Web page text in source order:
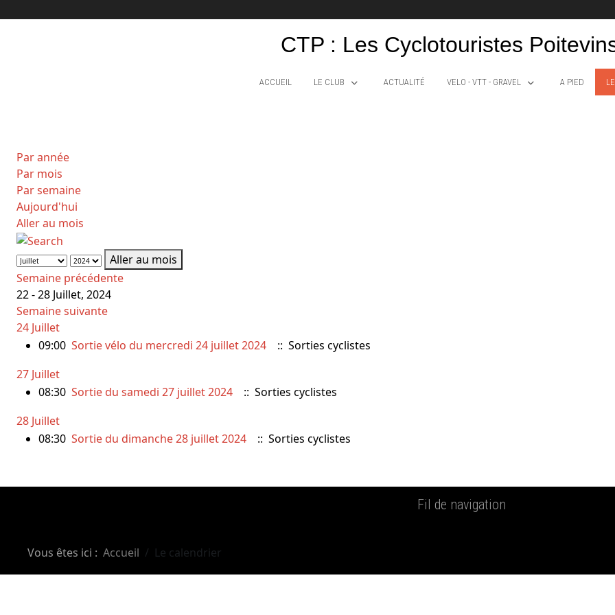
CTP : Les Cyclotouristes
ACCUEIL LE CLUB ACTUALITÉ VELO - VTT - GRAVEL A PIED
Par année
Par mois
Par semaine
Aujourd'hui
Aller au mois
Aller au mois
Semaine précédente
22 - 28 Juillet, 2024
Semaine suivante
24 Juillet
09:00 Sortie vélo du mercredi 24 juillet 2024
:: Sorties cyclistes
27 Juillet
08:30 Sortie du samedi 27 juillet 2024
:: Sorties cyclistes
28 Juillet
08:30 Sortie du dimanche 28 juillet 2024 :: Sorties cyclistes
Fil de navigation
Vous êtes ici : Accueil Le calendrier